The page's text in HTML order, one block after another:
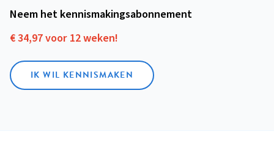
Neem het kennismakings­abonnement
€ 34,97 voor 12 weken!
IK WIL KENNISMAKEN